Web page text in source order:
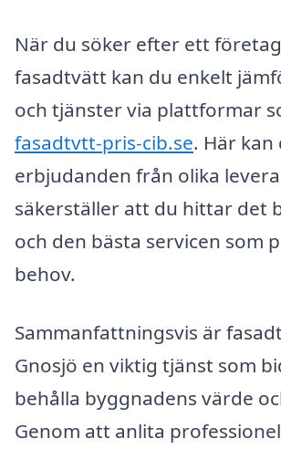
När du söker efter ett
fasadtvätt kan du enkelt
och tjänster via plattformar
fasadtvtt-pris-cib.se. Här
erbjudanden från olika
säkerställer att du hittar det
och den bästa servicen som
behov.
Sammanfattningsvis är
Gnosjö en viktig tjänst som
behålla byggnadens värde
Genom att anlita